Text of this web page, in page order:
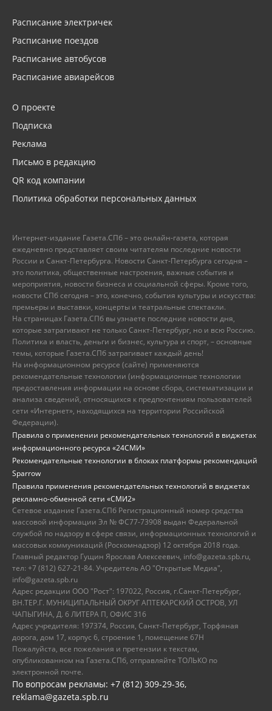
Расписание электричек
Расписание поездов
Расписание автобусов
Расписание авиарейсов
О проекте
Подписка
Реклама
Письмо в редакцию
QR код компании
Политика обработки персональных данных
Интернет-издание Газета.СПб – это онлайн-газета, которая
ежедневно представляет своим читателям последние новости
России и Санкт-Петербурга. Новости Санкт-Петербурга сегодня –
это политика, общественные настроения, важные события и
мероприятия, новости бизнеса и социальной сферы. Кроме того,
новости СПб сегодня – это, конечно, события культуры и искусства:
премьеры и выставки, концерты и театральные спектакли.
На страницах Газета.СПб вы узнаете последние новости дня,
которые затрагивают не только Санкт-Петербург, но и всю Россию.
Политика и власть, деньги и бизнес, культура и спорт, – основные
темы, которые Газета.СПб затрагивает каждый день!
На информационном ресурсе (сайте) применяются
рекомендательные технологии (информационные технологии
предоставления информации на основе сбора, систематизации и
анализа сведений, относящихся к предпочтениям пользователей
сети «Интернет», находящихся на территории Российской
Федерации).
Правила о применении рекомендательных технологий в виджетах
информационного ресурса «24СМИ»
Рекомендательные технологии в блоках платформы рекомендаций
Sparrow
Правила применения рекомендательных технологий в виджетах
рекламно-обменной сети «СМИ2»
Сетевое издание Газета.СПб Регистрационный номер средства
массовой информации Эл № ФС77-73908 выдан Федеральной
службой по надзору в сфере связи, информационных технологий и
массовых коммуникаций (Роскомнадзор) 12 октября 2018 года.
Главный редактор Гущин Ярослав Алексеевич, info@gazeta.spb.ru,
тел: +7 (812) 627-21-84. Учредитель АО "Открытые Медиа",
info@gazeta.spb.ru
Адрес редакции ООО "Рост": 197022, Россия, г.Санкт-Петербург,
ВН.ТЕР.Г. МУНИЦИПАЛЬНЫЙ ОКРУГ АПТЕКАРСКИЙ ОСТРОВ, УЛ
ЧАПЫГИНА, Д. 6 ЛИТЕРА П, ОФИС 316
Адрес учредителя: 197374, Россия, Санкт-Петербург, Торфяная
дорога, дом 17, корпус 6, строение 1, помещение 67Н
Пожалуйста, все пожелания и претензии к текстам,
опубликованном на Газета.СПб, отправляйте ТОЛЬКО по
электронной почте.
По вопросам рекламы: +7 (812) 309-29-36,
reklama@gazeta.spb.ru